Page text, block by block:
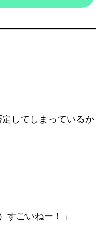
してしまっているか
ごいねー！」